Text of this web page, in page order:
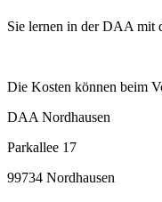
Sie lernen in der DAA mit
Die Kosten können beim
DAA Nordhausen
Parkallee 17
99734 Nordhausen